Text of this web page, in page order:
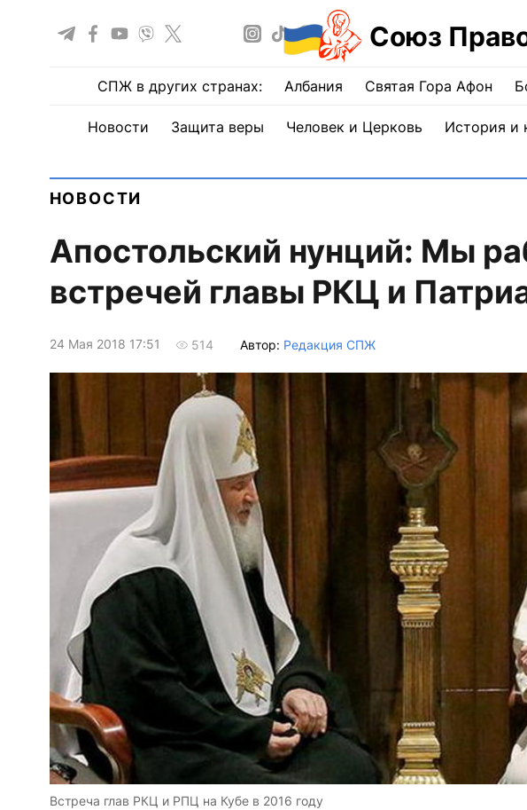
Союз
СПЖ в других странах: Албания Святая Гора Афон
Новости Защита веры Человек и Церковь История и
НОВОСТИ
Апостольский нунций: Мы
встречей главы РКЦ и
24 Мая 2018 17:51 514 Автор: Редакция СПЖ
Встреча глав РКЦ и РПЦ на Кубе в 2016 году